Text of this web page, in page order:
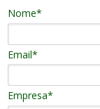
Nome*
Email*
Empresa*